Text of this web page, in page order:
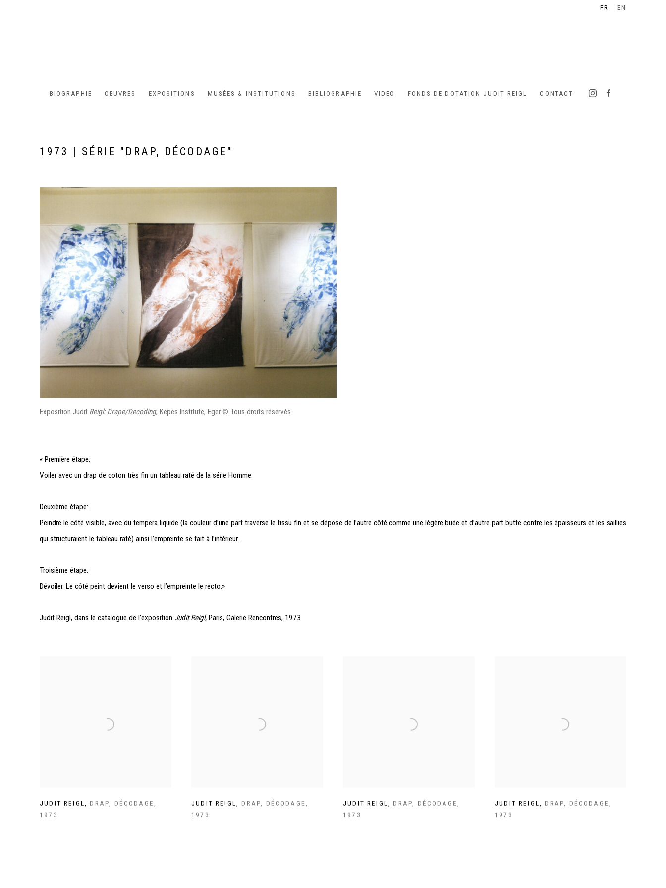
BIOGRAPHIE OEUVRES EXPOSITIONS MUSÉES & INSTITUTIONS BIBLIOGRAPHIE VIDEO FONDS DE DOTATION JUDIT REIGL CONTACT
FR EN
1973 | SÉRIE "DRAP, DÉCODAGE"
Exposition Judit Reigl: Drape/Decoding, Kepes Institute, Eger © Tous droits réservés
« Première étape:
Voiler avec un drap de coton très fin un tableau raté de la série Homme.
Deuxième étape:
Peindre le côté visible, avec du tempera liquide (la couleur d’une part traverse le tissu fin et se dépose de l’autre côté comme une légère buée et d’autre part butte contre les épaisseurs et les saillies
qui structuraient le tableau raté) ainsi l’empreinte se fait à l’intérieur.
Troisième étape:
Dévoiler. Le côté peint devient le verso et l’empreinte le recto.»
Judit Reigl, dans le catalogue de l’exposition Judit Reigl, Paris, Galerie Rencontres, 1973
JUDIT REIGL ,DRAP DÉCODAGE
1973
JUDIT REIGL ,DRAP DÉCODAGE
1973
JUDIT REIGL ,DRAP DÉCODAGE
1973
JUDIT REIGL ,DRAP DÉCODAGE
1973